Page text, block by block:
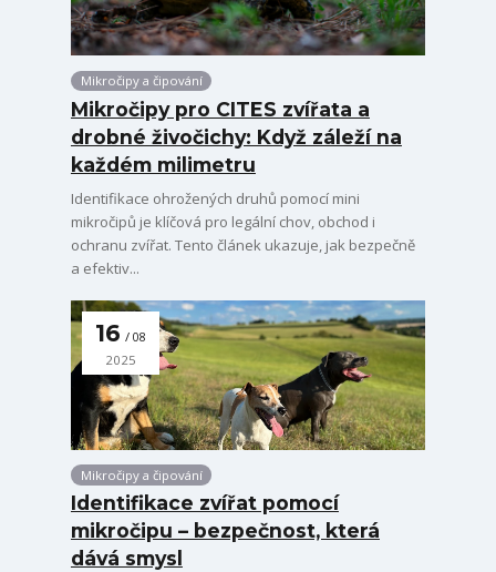
Mikročipy a čipování
Mikročipy pro CITES zvířata a
drobné živočichy: Když záleží na
každém milimetru
Identifikace ohrožených druhů pomocí mini
mikročipů je klíčová pro legální chov, obchod i
ochranu zvířat. Tento článek ukazuje, jak bezpečně
a efektiv...
16 08
2025
Mikročipy a čipování
Identifikace zvířat pomocí
mikročipu – bezpečnost, která
dává smysl